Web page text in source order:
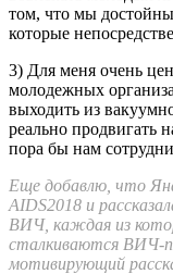
том, что мы
которые
3) Для меня очень
молодежных
выходить из
реально продвигать
пора бы нам
Еще добавлю, что
AIDS2018 и
ВИЧ, каждая из
сталкиваются ВИЧ-
мотивирующий